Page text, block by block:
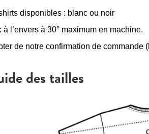
disponibles : blanc ou noir
l’envers à 30° maximum en machine.
de notre confirmation de commande
des tailles